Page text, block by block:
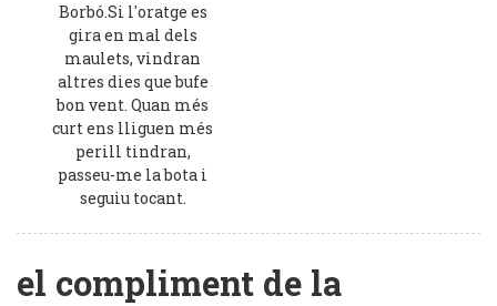
Borbó.Si l'oratge es
gira en mal dels
maulets, vindran
altres dies que bufe
bon vent. Quan més
curt ens lliguen més
perill tindran,
passeu-me la bota i
seguiu tocant.
el compliment de la